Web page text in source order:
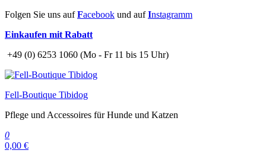
Zum
springen
Folgen Sie uns aufFacebook und aufInstagramm
Einkaufen mit Rabatt
+49 (0) 6253 1060 (Mo - Fr 11 bis 15 Uhr)
Fell-Boutique Tibidog
Pflege und Accessoires für Hunde und Katzen
0
0,00 €